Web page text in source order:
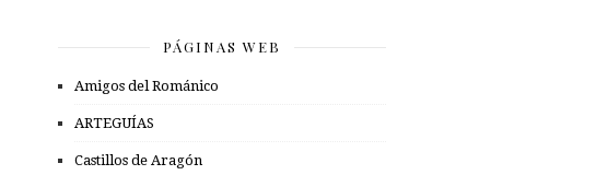
PÁGINAS WEB
Amigos del Románico
ARTEGUÍAS
Castillos de Aragón